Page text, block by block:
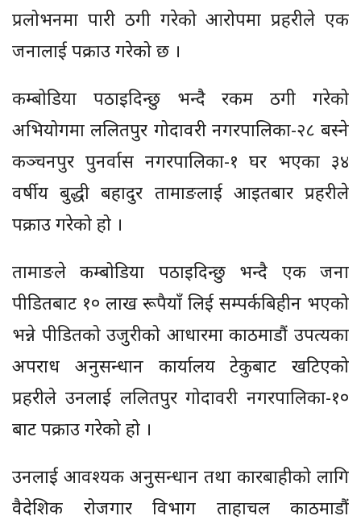
प्रलोभनमा पारी ठगी गरेको आरोपमा प्रहरीले एक
जनालाई पक्राउ गरेको छ ।
कम्बोडिया पठाइदिन्छु भन्दै रकम ठगी गरेको
अभियोगमा ललितपुर गोदावरी नगरपालिका-२८ बस्ने
कञ्चनपुर पुनर्वास नगरपालिका-१ घर भएका ३४
वर्षीय बुद्धी बहादुर तामाङलाई आइतबार प्रहरीले
पक्राउ गरेको हो ।
तामाङले कम्बोडिया पठाइदिन्छु भन्दै एक जना
पीडितबाट १० लाख रूपैयाँ लिई सम्पर्कबिहीन भएको
भन्ने पीडितको उजुरीको आधारमा काठमाडौं उपत्यका
अपराध अनुसन्धान कार्यालय टेकुबाट खटिएको
प्रहरीले उनलाई ललितपुर गोदावरी नगरपालिका-१०
बाट पक्राउ गरेको हो ।
उनलाई आवश्यक अनुसन्धान तथा कारबाहीको लागि
वैदेशिक रोजगार विभाग ताहाचल काठमाडौं